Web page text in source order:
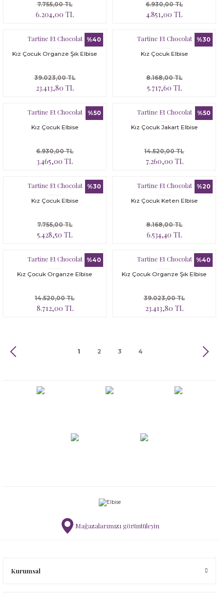
6.204,00 TL
7.755,00 TL
4.851,00 TL
6.930,00 TL
%40
Tartine Et Chocolat
Kız Çocuk Organze Şık Elbise
23.413,80 TL
39.023,00 TL
%30
Tartine Et Chocolat
Kız Çocuk Elbise
5.717,60 TL
8.168,00 TL
%50
Tartine Et Chocolat
Kız Çocuk Elbise
3.465,00 TL
6.930,00 TL
%50
Tartine Et Chocolat
Kız Çocuk Jakart Elbise
7.260,00 TL
14.520,00 TL
%30
Tartine Et Chocolat
Kız Çocuk Elbise
5.428,50 TL
7.755,00 TL
%20
Tartine Et Chocolat
Kız Çocuk Keten Elbise
6.534,40 TL
8.168,00 TL
%40
Tartine Et Chocolat
Kız Çocuk Organze Elbise
8.712,00 TL
14.520,00 TL
%40
Tartine Et Chocolat
Kız Çocuk Organze Şık Elbise
23.413,80 TL
39.023,00 TL
1 2 3 4
Mağazalarımızı görüntüleyin
Kurumsal